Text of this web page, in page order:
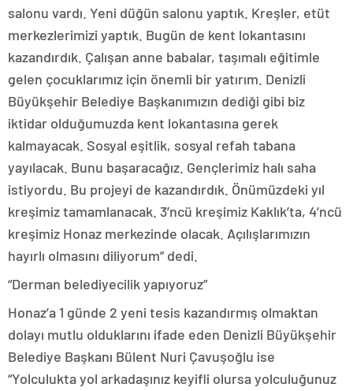
salonu vardı. Yeni düğün salonu yaptık. Kreşler, etüt
merkezlerimizi yaptık. Bugün de kent lokantasını
kazandırdık. Çalışan anne babalar, taşımalı eğitimle
gelen çocuklarımız için önemli bir yatırım. Denizli
Büyükşehir Belediye Başkanımızın dediği gibi biz
iktidar olduğumuzda kent lokantasına gerek
kalmayacak. Sosyal eşitlik, sosyal refah tabana
yayılacak. Bunu başaracağız. Gençlerimiz halı saha
istiyordu. Bu projeyi de kazandırdık. Önümüzdeki yıl
kreşimiz tamamlanacak. 3’ncü kreşimiz Kaklık’ta, 4’ncü
kreşimiz Honaz merkezinde olacak. Açılışlarımızın
hayırlı olmasını diliyorum” dedi.
“Derman belediyecilik yapıyoruz”
Honaz’a 1 günde 2 yeni tesis kazandırmış olmaktan
dolayı mutlu olduklarını ifade eden Denizli Büyükşehir
Belediye Başkanı Bülent Nuri Çavuşoğlu ise
“Yolculukta yol arkadaşınız keyifli olursa yolculuğunuz